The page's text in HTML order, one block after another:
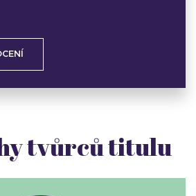
tvůrců titulu